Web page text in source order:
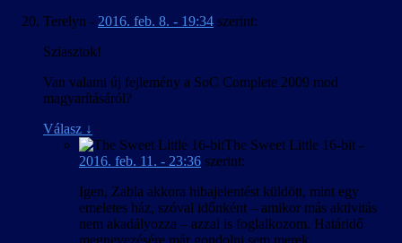
Terelyn - 2016. feb. 8. - 19:34 szerint:
Sziasztok!
Van valami új fejlemény a SoC Complete 2009 mod
magyarításáról?
Válasz ↓
The Sweet Little 16-bit -
2016. feb. 11. - 23:36 szerint:
Igen, Zabla akkora hibajelentést küldött, mint egy
emeletes ház, szóval időnként – amikor más aktivitás
nem akadályozza – azzal is foglalkozom. Határidő